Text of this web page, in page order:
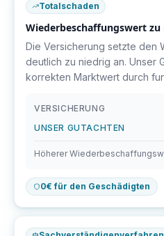
Totalschaden
Wiederbeschaffungswert zu
Die Versicherung setzte den
deutlich zu niedrig an. Unser
korrekten Marktwert durch
VERSICHERUNG
UNSER GUTACHTEN
Höherer
0€ für den Geschädigten